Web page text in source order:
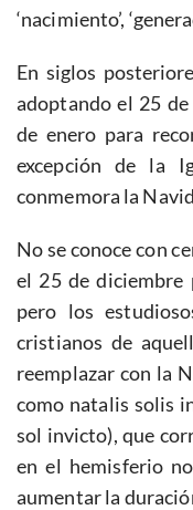
‘nacimiento’,
En siglos
adoptando el 25
de enero para
excepción de la
conmemora la
No se conoce con
el 25 de diciembre
pero los
cristianos de
reemplazar con la
como natalis solis
sol invicto), que
en el hemisferio
aumentar la